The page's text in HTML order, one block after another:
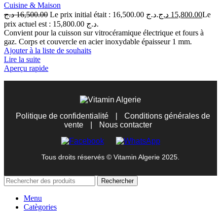
Cuisine & Maison
16,500.00 د.ج Le prix initial était : 16,500.00 د.ج. 15,800.00 د.ج
Le
prix actuel est : 15,800.00 د.ج.
Convient pour la cuisson sur vitrocéramique électrique et fours à
gaz. Corps et couvercle en acier inoxydable épaisseur 1 mm.
Ajouter à la liste de souhaits
Lire la suite
Aperçu rapide
Politique de confidentialité
Conditions générales de
vente
Nous contacter
Tous droits réservés © Vitamin Algerie 2025.
Rechercher
Menu
Catègories